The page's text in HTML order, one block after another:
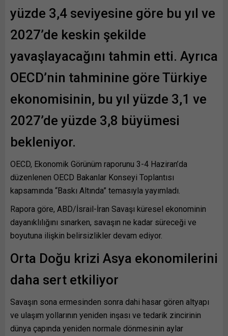
yüzde 3,4 seviyesine göre bu yıl ve
2027’de keskin şekilde
yavaşlayacağını tahmin etti. Ayrıca
OECD’nin tahminine göre Türkiye
ekonomisinin, bu yıl yüzde 3,1 ve
2027’de yüzde 3,8 büyümesi
bekleniyor.
OECD, Ekonomik Görünüm raporunu 3-4 Haziran’da
düzenlenen OECD Bakanlar Konseyi Toplantısı
kapsamında “Baskı Altında” temasıyla yayımladı.
Rapora göre, ABD/İsrail-İran Savaşı küresel ekonominin
dayanıklılığını sınarken, savaşın ne kadar süreceği ve
boyutuna ilişkin belirsizlikler devam ediyor.
Orta Doğu krizi Asya ekonomilerini
daha sert etkiliyor
Savaşın sona ermesinden sonra dahi hasar gören altyapı
ve ulaşım yollarının yeniden inşası ve tedarik zincirinin
dünya çapında yeniden normale dönmesinin aylar